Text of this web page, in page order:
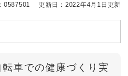
0587501 更新日：2022年4月1日更新
車での健康づくり実